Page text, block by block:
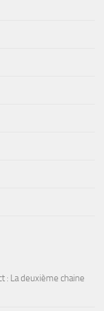
: La deuxième chaine